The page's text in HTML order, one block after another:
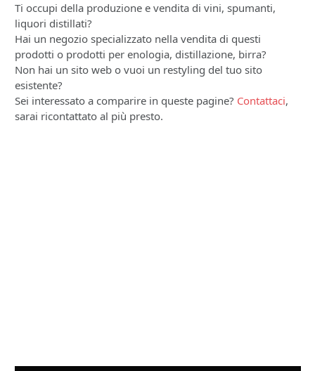
Ti occupi della produzione e vendita di vini, spumanti,
liquori distillati?
Hai un negozio specializzato nella vendita di questi
prodotti o prodotti per enologia, distillazione, birra?
Non hai un sito web o vuoi un restyling del tuo sito
esistente?
Sei interessato a comparire in queste pagine? Contattaci,
sarai ricontattato al più presto.